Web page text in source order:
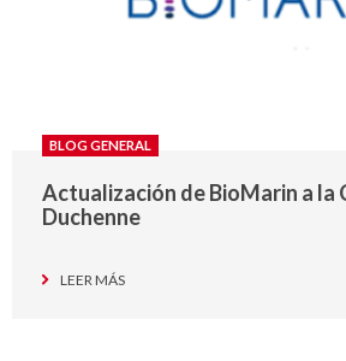
BLOG GENERAL
Actualización de BioMarin a la
Duchenne
LEER MÁS